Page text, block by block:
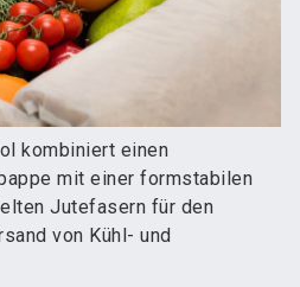
kombiniert einen
mit einer formstabilen
Jutefasern für den
von Kühl- und